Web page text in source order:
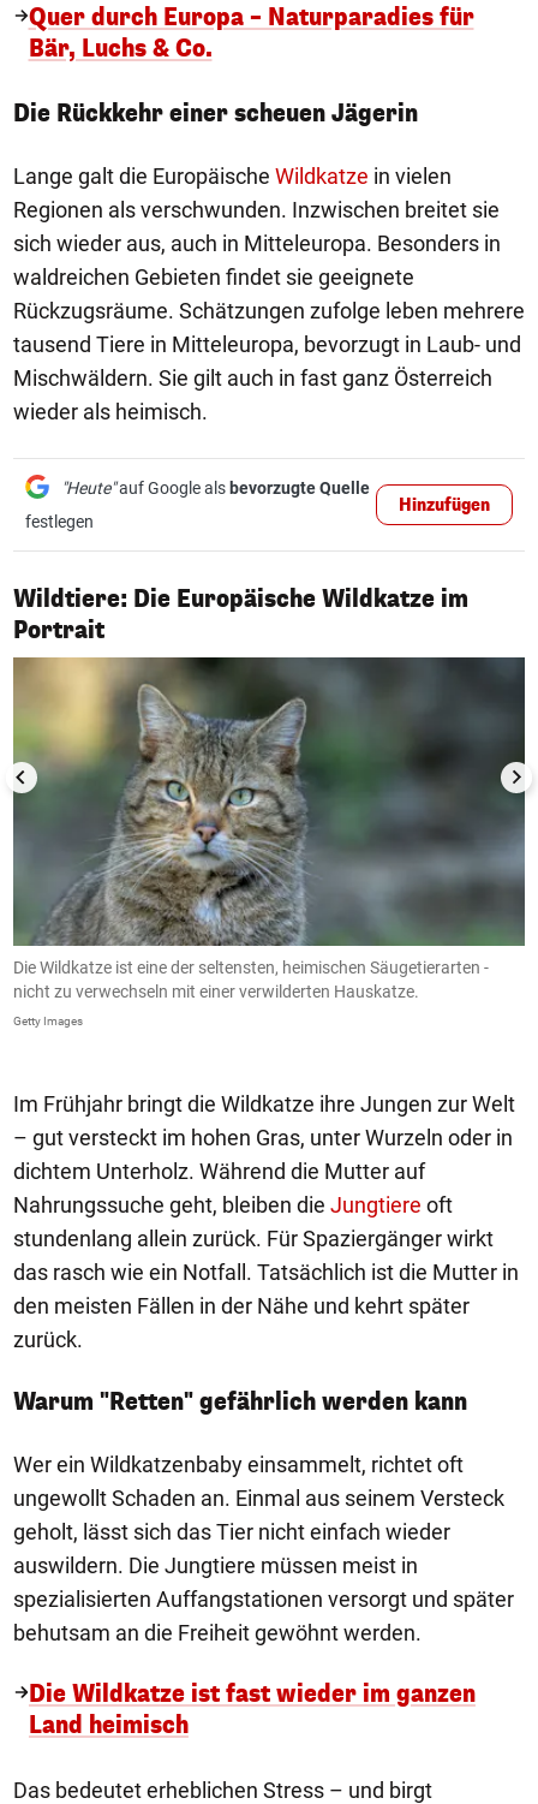
Quer durch Europa – Naturparadies für
Bär, Luchs & Co.
Die Rückkehr einer scheuen Jägerin
Lange galt die Europäische Wildkatze in vielen
Regionen als verschwunden. Inzwischen breitet sie
sich wieder aus, auch in Mitteleuropa. Besonders in
waldreichen Gebieten findet sie geeignete
Rückzugsräume. Schätzungen zufolge leben mehrere
tausend Tiere in Mitteleuropa, bevorzugt in Laub- und
Mischwäldern. Sie gilt auch in fast ganz Österreich
wieder als heimisch.
"Heute"auf Google als bevorzugte Quelle
festlegen
Hinzufügen
Wildtiere: Die Europäische Wildkatze im
Portrait
1/6
Die Wildkatze ist eine der seltensten, heimischen Säugetierarten -
nicht zu verwechseln mit einer verwilderten Hauskatze.
Getty Images
Im Frühjahr bringt die Wildkatze ihre Jungen zur Welt
– gut versteckt im hohen Gras, unter Wurzeln oder in
dichtem Unterholz. Während die Mutter auf
Nahrungssuche geht, bleiben die Jungtiere oft
stundenlang allein zurück. Für Spaziergänger wirkt
das rasch wie ein Notfall. Tatsächlich ist die Mutter in
den meisten Fällen in der Nähe und kehrt später
zurück.
Warum "Retten" gefährlich werden kann
Wer ein Wildkatzenbaby einsammelt, richtet oft
ungewollt Schaden an. Einmal aus seinem Versteck
geholt, lässt sich das Tier nicht einfach wieder
auswildern. Die Jungtiere müssen meist in
spezialisierten Auffangstationen versorgt und später
behutsam an die Freiheit gewöhnt werden.
Die Wildkatze ist fast wieder im ganzen
Land heimisch
Das bedeutet erheblichen Stress – und birgt